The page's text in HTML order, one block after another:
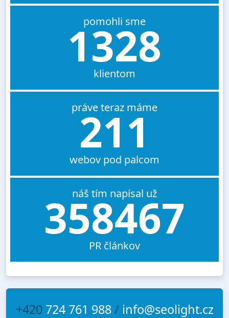
pomohli sme
1328
klientom
práve teraz máme
211
webov pod palcom
náš tím napísal už
358467
PR článkov
+420 724 761 988/ info@seolight.cz